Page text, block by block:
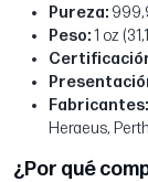
Pureza:
Peso: 1 oz
Fabricantes:
Heraeus,
¿Por qué